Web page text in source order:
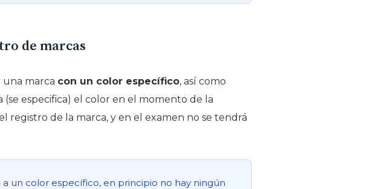
de marcas
una marca con un color específico, así como
especifica) el color en el momento de la
registro de la marca, y en el examen no se tendrá
a un color específico, en principio no hay ningún